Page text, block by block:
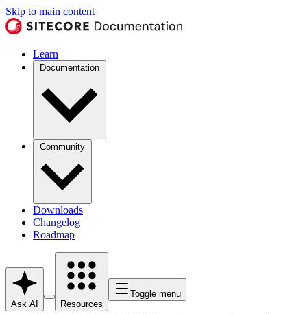
Skip to main content
Learn
Documentation
Community
Downloads
Changelog
Roadmap
Ask AI Resources
Toggle menu